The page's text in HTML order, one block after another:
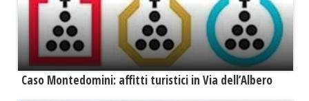
Caso Montedomini: affitti turistici in Via dell’Albero